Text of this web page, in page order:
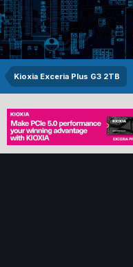
Kioxia Exceria Plus G3 2TB